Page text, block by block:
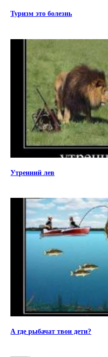
Туризм это болезнь
Утренний лев
А где рыбачат твои дети?